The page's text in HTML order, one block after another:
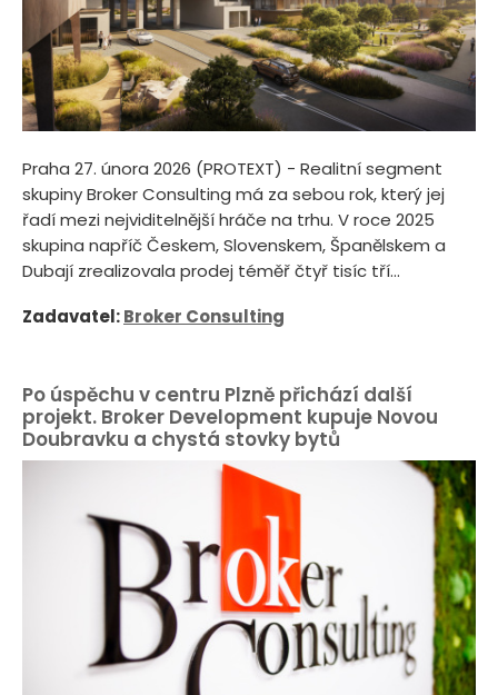
Praha 27. února 2026 (PROTEXT) - Realitní segment
skupiny Broker Consulting má za sebou rok, který jej
řadí mezi nejviditelnější hráče na trhu. V roce 2025
skupina napříč Českem, Slovenskem, Španělskem a
Dubají zrealizovala prodej téměř čtyř tisíc tří...
Zadavatel:Broker Consulting
Po úspěchu v centru Plzně přichází další
projekt. Broker Development kupuje Novou
Doubravku a chystá stovky bytů